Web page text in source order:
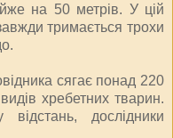
на 50 метрів. У цій
тримається трохи
сягає понад 220
хребетних тварин.
дослідники